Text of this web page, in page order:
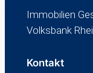
Immobilien
Volksbank
Kontakt